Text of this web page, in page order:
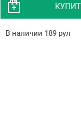
В наличии 189 рул